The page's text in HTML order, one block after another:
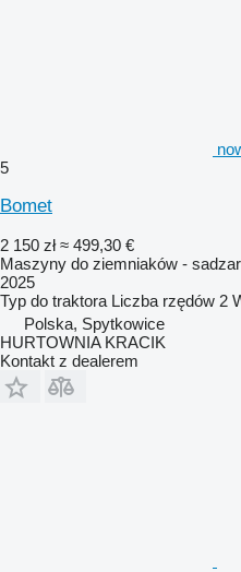
5
Bomet
2 150 zł ≈ 499,30 €
Maszyny do ziemniaków -
2025
Typ do traktora Liczba rzędów 2
Polska, Spytkowice
HURTOWNIA KRACIK
Kontakt z dealerem